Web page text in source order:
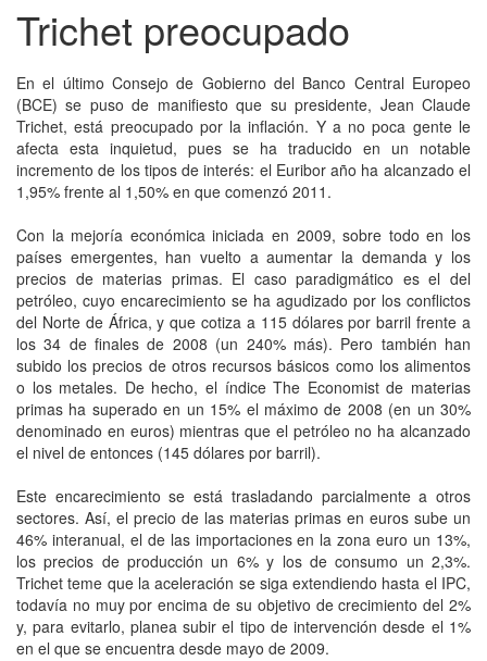
Trichet preocupado
En el último Consejo de Gobierno del Banco Central Europeo
(BCE) se puso de manifiesto que su presidente, Jean Claude
Trichet, está preocupado por la inflación. Y a no poca gente le
afecta esta inquietud, pues se ha traducido en un notable
incremento de los tipos de interés: el Euribor año ha alcanzado el
1,95% frente al 1,50% en que comenzó 2011.
Con la mejoría económica iniciada en 2009, sobre todo en los
países emergentes, han vuelto a aumentar la demanda y los
precios de materias primas. El caso paradigmático es el del
petróleo, cuyo encarecimiento se ha agudizado por los conflictos
del Norte de África, y que cotiza a 115 dólares por barril frente a
los 34 de finales de 2008 (un 240% más). Pero también han
subido los precios de otros recursos básicos como los alimentos
o los metales. De hecho, el índice The Economist de materias
primas ha superado en un 15% el máximo de 2008 (en un 30%
denominado en euros) mientras que el petróleo no ha alcanzado
el nivel de entonces (145 dólares por barril).
Este encarecimiento se está trasladando parcialmente a otros
sectores. Así, el precio de las materias primas en euros sube un
46% interanual, el de las importaciones en la zona euro un 13%,
los precios de producción un 6% y los de consumo un 2,3%.
Trichet teme que la aceleración se siga extendiendo hasta el IPC,
todavía no muy por encima de su objetivo de crecimiento del 2%
y, para evitarlo, planea subir el tipo de intervención desde el 1%
en el que se encuentra desde mayo de 2009.